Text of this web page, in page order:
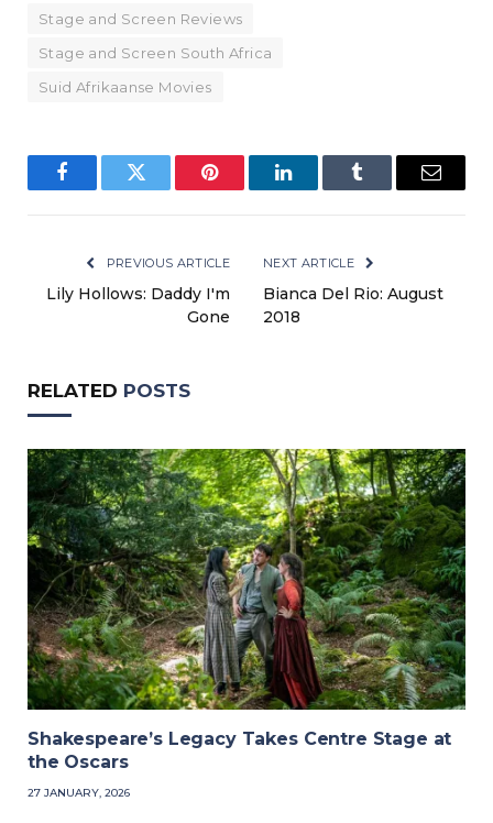
Stage and Screen Reviews
Stage and Screen South Africa
Suid Afrikaanse Movies
FacebookTwitter Pinterest LinkedInTumblr Email
PREVIOUS ARTICLE
Lily Hollows: Daddy I'm
Gone
NEXT ARTICLE
Bianca Del Rio: August
2018
RELATED POSTS
Shakespeare’s Legacy Takes Centre Stage at
the Oscars
27 JANUARY, 2026